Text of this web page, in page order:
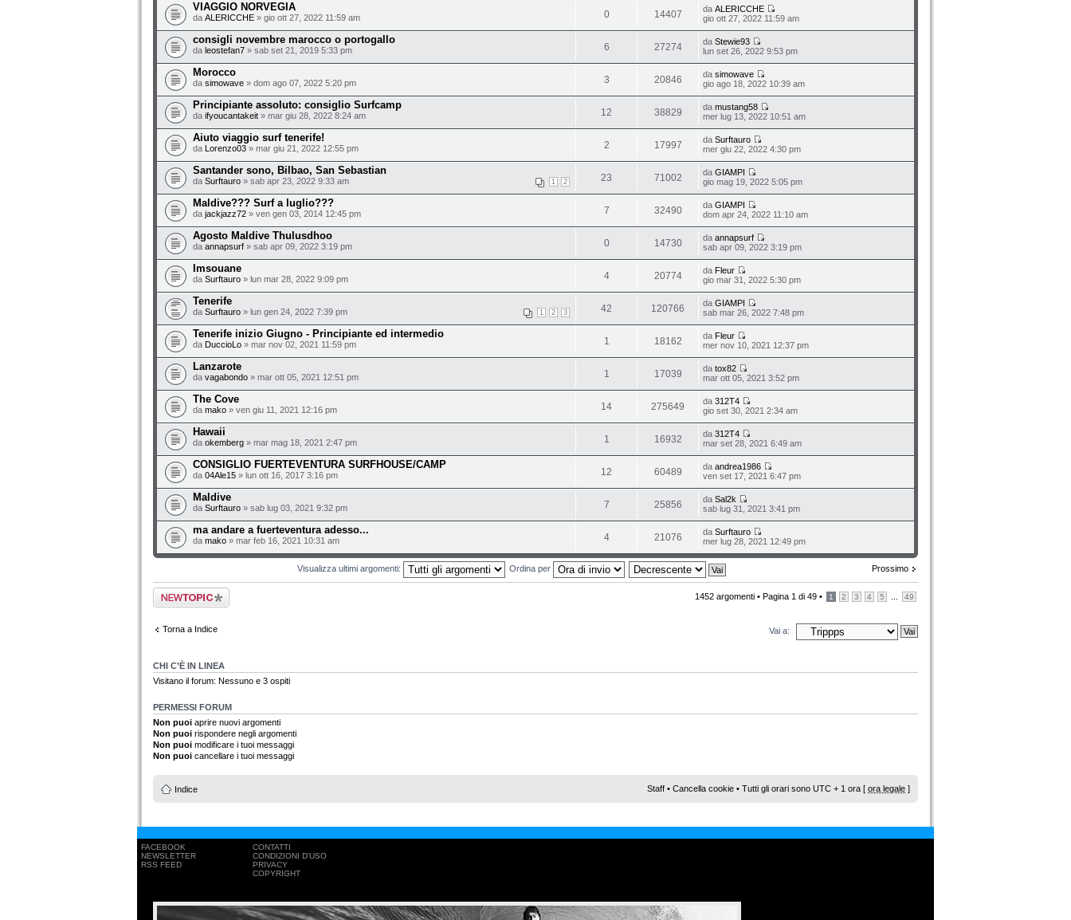
VIAGGIO NORVEGIA
da ALERICCHE » gio ott 27, 2022 11:59 am 0 14407 da ALERICCHE
gio ott 27, 2022 11:59 am
consigli novembre marocco o portogallo
da leostefan7 » sab set 21, 2019 5:33 pm 6 27274 da Stewie93
lun set 26, 2022 9:53 pm
Morocco
da simowave » dom ago 07, 2022 5:20 pm 3 20846 da simowave
gio ago 18, 2022 10:39 am
Principiante assoluto: consiglio Surfcamp
da ifyoucantakeit » mar giu 28, 2022 8:24 am 12 38829 da mustang58
mer lug 13, 2022 10:51 am
Aiuto viaggio surf tenerife!
da Lorenzo03 » mar giu 21, 2022 12:55 pm 2 17997 da Surftauro
mer giu 22, 2022 4:30 pm
Santander sono, Bilbao, San Sebastian
1 2
da Surftauro » sab apr 23, 2022 9:33 am 23 71002 da GIAMPI
gio mag 19, 2022 5:05 pm
Maldive??? Surf a luglio???
da jackjazz72 » ven gen 03, 2014 12:45 pm 7 32490 da GIAMPI
dom apr 24, 2022 11:10 am
Agosto Maldive Thulusdhoo
da annapsurf » sab apr 09, 2022 3:19 pm 0 14730 da annapsurf
sab apr 09, 2022 3:19 pm
Imsouane
da Surftauro » lun mar 28, 2022 9:09 pm 4 20774 da Fleur
gio mar 31, 2022 5:30 pm
Tenerife
1 2 3
da Surftauro » lun gen 24, 2022 7:39 pm 42 120766 da GIAMPI
sab mar 26, 2022 7:48 pm
Tenerife inizio Giugno - Principiante ed intermedio
da DuccioLo » mar nov 02, 2021 11:59 pm 1 18162 da Fleur
mer nov 10, 2021 12:37 pm
Lanzarote
da vagabondo » mar ott 05, 2021 12:51 pm 1 17039 da tox82
mar ott 05, 2021 3:52 pm
The Cove
da mako » ven giu 11, 2021 12:16 pm 14 275649 da 312T4
gio set 30, 2021 2:34 am
Hawaii
da okemberg » mar mag 18, 2021 2:47 pm 1 16932 da 312T4
mar set 28, 2021 6:49 am
CONSIGLIO FUERTEVENTURA SURFHOUSE/CAMP
da 04Ale15 » lun ott 16, 2017 3:16 pm 12 60489 da andrea1986
ven set 17, 2021 6:47 pm
Maldive
da Surftauro » sab lug 03, 2021 9:32 pm 7 25856 da Sal2k
sab lug 31, 2021 3:41 pm
ma andare a fuerteventura adesso...
da mako » mar feb 16, 2021 10:31 am 4 21076 da Surftauro
mer lug 28, 2021 12:49 pm
Prossimo
Visualizza ultimi argomenti: Ordina per
Scrivi un nuovo
argomento
1452 argomenti • Pagina 1 di 49 • 1 2 3 4 5 49
Torna a Indice Vai a:
CHI C’È IN LINEA
Visitano il forum: Nessuno e 3 ospiti
PERMESSI FORUM
Non puoi aprire nuovi argomenti
Non puoi rispondere negli argomenti
Non puoi modificare i tuoi messaggi
Non puoi cancellare i tuoi messaggi
Indice Staff • Cancella cookie • Tutti gli orari sono UTC + 1 ora [ ora legale ]
FACEBOOK
NEWSLETTER
RSS FEED
CONTATTI
CONDIZIONI D'USO
PRIVACY
COPYRIGHT